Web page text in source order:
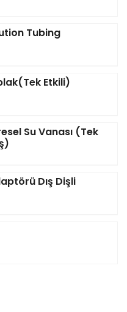
Tubing
Etkili)
Su Vanası (Tek
Dış Dişli